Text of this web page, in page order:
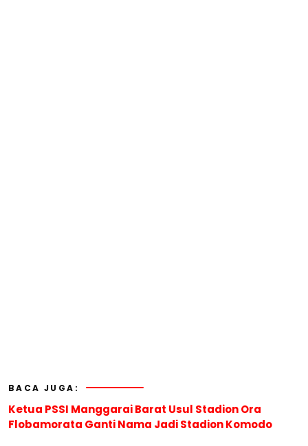
BACA JUGA:
Ketua PSSI Manggarai Barat Usul Stadion Ora
Flobamorata Ganti Nama Jadi Stadion Komodo